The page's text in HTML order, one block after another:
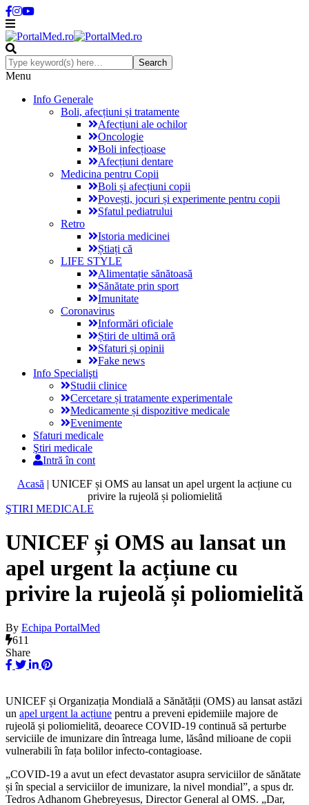
Menu
Info Generale
Boli, afecțiuni și tratamente
Afecțiuni ale ochilor
Oncologie
Boli infecțioase
Afecțiuni dentare
Medicina pentru Copii
Boli și afecțiuni copii
Povești, jocuri și experimente pentru copii
Sfatul pediatrului
Retro
Istoria medicinei
Știați că
LIFE STYLE
Alimentație sănătoasă
Sănătate prin sport
Imunitate
Coronavirus
Informări oficiale
Știri de ultimă oră
Sfaturi și opinii
Fake news
Info Specialişti
Studii clinice
Cercetare și tratamente experimentale
Medicamente și dispozitive medicale
Evenimente
Sfaturi medicale
Ştiri medicale
Intră în cont
Acasă | UNICEF și OMS au lansat un apel urgent la acțiune cu
privire la rujeolă și poliomielită
ŞTIRI MEDICALE
UNICEF și OMS au lansat un
apel urgent la acțiune cu
privire la rujeolă și poliomielită
By Echipa PortalMed
611
Share
UNICEF și Organizația Mondială a Sănătății (OMS) au lansat astăzi
un apel urgent la acțiune pentru a preveni epidemiile majore de
rujeolă și poliomielită, deoarece COVID-19 continuă să perturbe
serviciile de imunizare din întreaga lume, lăsând milioane de copii
vulnerabili în fața bolilor infecto-contagioase.
„COVID-19 a avut un efect devastator asupra serviciilor de sănătate
și în special a serviciilor de imunizare, la nivel mondial”, a spus dr.
Tedros Adhanom Ghebreyesus, Director General al OMS. „Dar,